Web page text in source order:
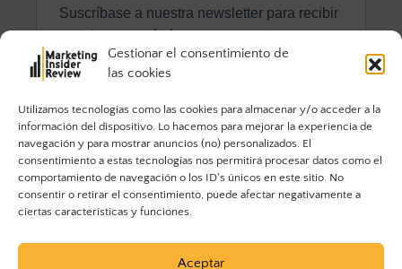
Gestionar el consentimiento de
las cookies
Utilizamos tecnologías como las cookies para almacenar y/o acceder a la
información del dispositivo. Lo hacemos para mejorar la experiencia de
navegación y para mostrar anuncios (no) personalizados. El
consentimiento a estas tecnologías nos permitirá procesar datos como el
comportamiento de navegación o los ID's únicos en este sitio. No
consentir o retirar el consentimiento, puede afectar negativamente a
ciertas características y funciones.
Aceptar